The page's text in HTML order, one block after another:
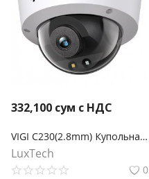
332,100 сум с НДС
VIGI C230(2.8mm) Купольная камера 3МП с цветным ночным видением
LuxTech
0